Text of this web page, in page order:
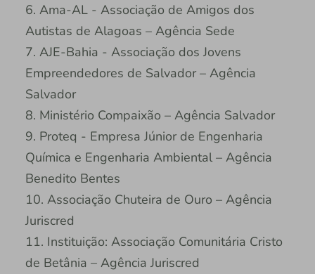
6. Ama-AL - Associação de Amigos dos
Autistas de Alagoas – Agência Sede
7. AJE-Bahia - Associação dos Jovens
Empreendedores de Salvador – Agência
Salvador
8. Ministério Compaixão – Agência Salvador
9. Proteq - Empresa Júnior de Engenharia
Química e Engenharia Ambiental – Agência
Benedito Bentes
10. Associação Chuteira de Ouro – Agência
Juriscred
11. Instituição: Associação Comunitária Cristo
de Betânia – Agência Juriscred